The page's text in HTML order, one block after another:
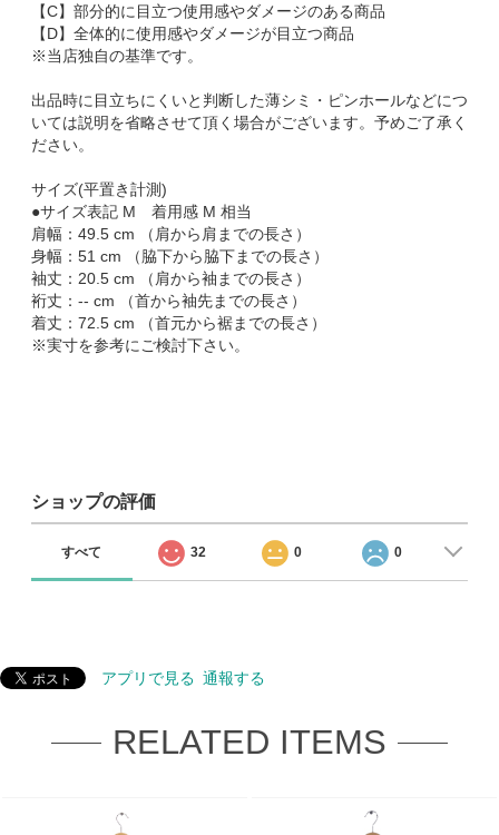
【C】部分的に目立つ使用感やダメージのある商品
【D】全体的に使用感やダメージが目立つ商品
※当店独自の基準です。
出品時に目立ちにくいと判断した薄シミ・ピンホールなどにつ
いては説明を省略させて頂く場合がございます。予めご了承く
ださい。
サイズ(平置き計測)
●サイズ表記 M 着用感 M 相当
肩幅：49.5 cm （肩から肩までの長さ）
身幅：51 cm （脇下から脇下までの長さ）
袖丈：20.5 cm （肩から袖までの長さ）
裄丈：-- cm （首から袖先までの長さ）
着丈：72.5 cm （首元から裾までの長さ）
※実寸を参考にご検討下さい。
ショップの評価
すべて 32 0 0
アプリで見る 通報する
RELATED ITEMS